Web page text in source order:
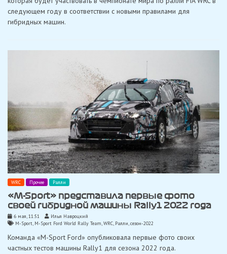
следующем году в соответствии с новыми правилами для
гибридных машин.
WRC Прочее Ралли
«M-Sport» представила первые фото
своей гибридной машины Rally1 2022 года
6 мая, 11:51
Илья Навроцкий
M-Sport, M-Sport Ford World Rally Team,WRC, Ралли,сезон-2022
Команда «M-Sport Ford» опубликовала первые фото своих
частных тестов машины Rally1 для сезона 2022 года.